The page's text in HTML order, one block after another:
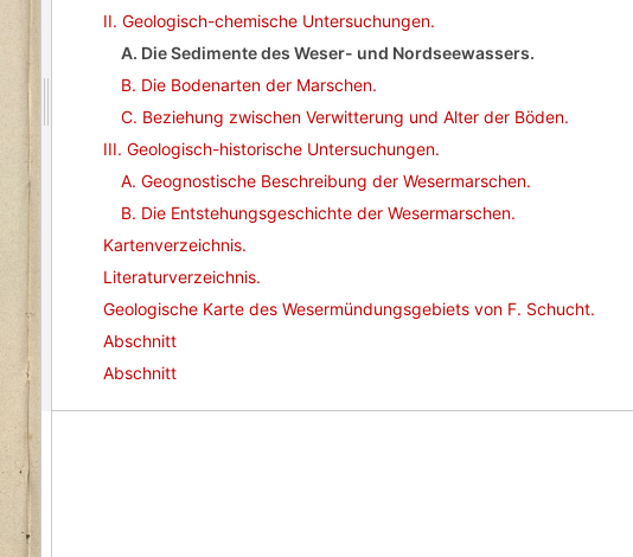
II. Geologisch-chemische Untersuchungen.
A. Die Sedimente des Weser- und Nordseewassers.
B. Die Bodenarten der Marschen.
C. Beziehung zwischen Verwitterung und Alter der Böden.
III. Geologisch-historische Untersuchungen.
A. Geognostische Beschreibung der Wesermarschen.
B. Die Entstehungsgeschichte der Wesermarschen.
Kartenverzeichnis.
Literaturverzeichnis.
Geologische Karte des Wesermündungsgebiets von F. Schucht.
Abschnitt
Abschnitt